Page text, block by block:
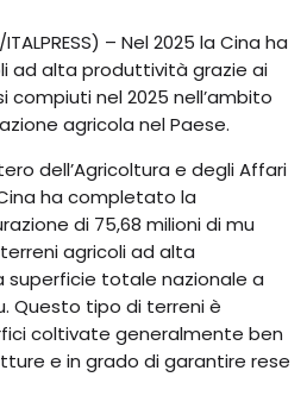
– Nel 2025 la Cina ha
ad alta produttività grazie ai
compiuti nel 2025 nell’ambito
agricola nel Paese.
dell’Agricoltura e degli Affari
ha completato la
di 75,68 milioni di mu
agricoli ad alta
totale nazionale a
Questo tipo di terreni è
coltivate generalmente ben
e in grado di garantire rese